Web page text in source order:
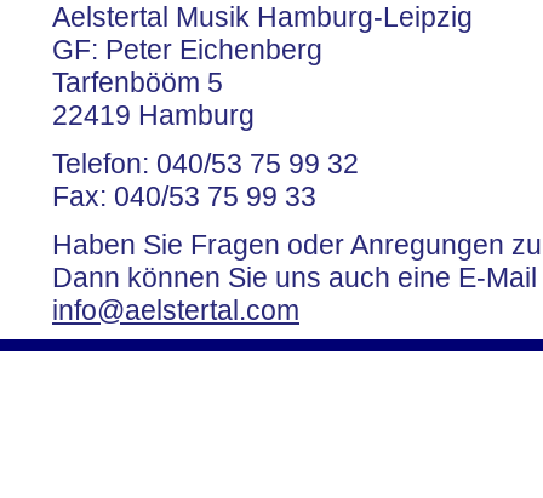
Aelstertal Musik Hamburg-Leipzig
GF: Peter Eichenberg
Tarfenbööm 5
22419 Hamburg
Telefon: 040/53 75 99 32
Fax: 040/53 75 99 33
Haben Sie Fragen oder Anregungen
Dann können Sie uns auch eine E-
info@aelstertal.com